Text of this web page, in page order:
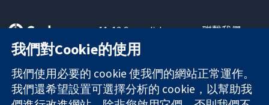
可信任實證
知情決定
更完善的健康照
護
11-13 Cavendish
Square
London
W1G 0AN
United Kingdom
聯繫我們
關於我們
工作機會
Cochrane
我們對Cookie的使用
我們使用必要的 cookie 使我們的網站正常運作。
我們還希望設置可選擇分析的 cookie，以幫助我